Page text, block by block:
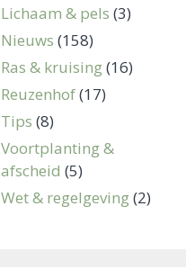
Lichaam & pels (3)
Nieuws (158)
Ras & kruising(16)
Reuzenhof(17)
Tips (8)
Voortplanting &
afscheid (5)
Wet & regelgeving(2)